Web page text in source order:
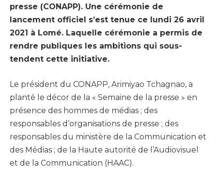
presse (CONAPP). Une cérémonie de
lancement officiel s’est tenue ce lundi 26 avril
2021 à Lomé. Laquelle cérémonie a permis de
rendre publiques les ambitions qui sous-
tendent cette initiative.
Le président du CONAPP, Arimiyao Tchagnao, a
planté le décor de la « Semaine de la presse » en
présence des hommes de médias ; des
responsables d’organisations de presse ; des
responsables du ministère de la Communication et
des Médias ; de la Haute autorité de l’Audiovisuel
et de la Communication (HAAC).